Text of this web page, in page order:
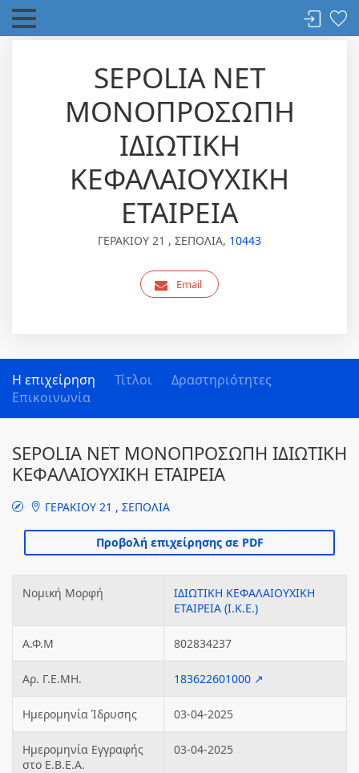
SEPOLIA NET
ΜΟΝΟΠΡΟΣΩΠΗ
ΙΔΙΩΤΙΚΗ
ΚΕΦΑΛΑΙΟΥΧΙΚΗ
ΕΤΑΙΡΕΙΑ
ΓΕΡΑΚΙΟΥ 21 , ΣΕΠΟΛΙΑ, 10443
Email
Η επιχείρηση Τίτλοι
Δραστηριότητες
Επικοινωνία
SEPOLIA NET ΜΟΝΟΠΡΟΣΩΠΗ ΙΔΙΩΤΙΚΗ
ΚΕΦΑΛΑΙΟΥΧΙΚΗ ΕΤΑΙΡΕΙΑ
ΓΕΡΑΚΙΟΥ 21 , ΣΕΠΟΛΙΑ
Νομική Μορφή
ΙΔΙΩΤΙΚΗ ΚΕΦΑΛΑΙΟΥΧΙΚΗ
ΕΤΑΙΡΕΙΑ (Ι.Κ.Ε.)
Α.Φ.Μ 802834237
Αρ. Γ.Ε.ΜΗ. 183622601000 ↗
Ημερομηνία Ίδρυσης 03-04-2025
Ημερομηνία Εγγραφής
στο Ε.Β.Ε.Α.
03-04-2025